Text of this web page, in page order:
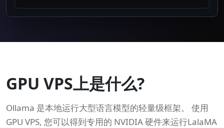
GPU VPS上是什么?
Ollama 是本地运行大型语言模型的轻量级框架。 使用
GPU VPS, 您可以得到专用的 NVIDIA 硬件来运行LalaMA